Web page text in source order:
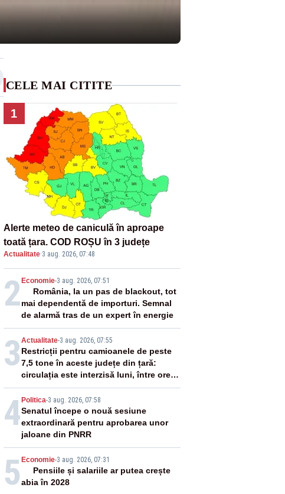
CELE MAI CITITE
1
Alerte meteo de caniculă în aproape
toată țara. COD ROȘU în 3 județe
Actualitate·3 aug. 2026, 07:48
2 Economie-3 aug. 2026, 07:51
România, la un pas de blackout, tot
mai dependentă de importuri. Semnal
de alarmă tras de un expert în energie
3 Actualitate-3 aug. 2026, 07:55
Restricții pentru camioanele de peste
7,5 tone în aceste județe din țară:
circulația este interzisă luni, între orele
12:00 și 20:00
4 Politica-3 aug. 2026, 07:58
Senatul începe o nouă sesiune
extraordinară pentru aprobarea unor
jaloane din PNRR
5 Economie-3 aug. 2026, 07:31
Pensiile și salariile ar putea crește
abia în 2028